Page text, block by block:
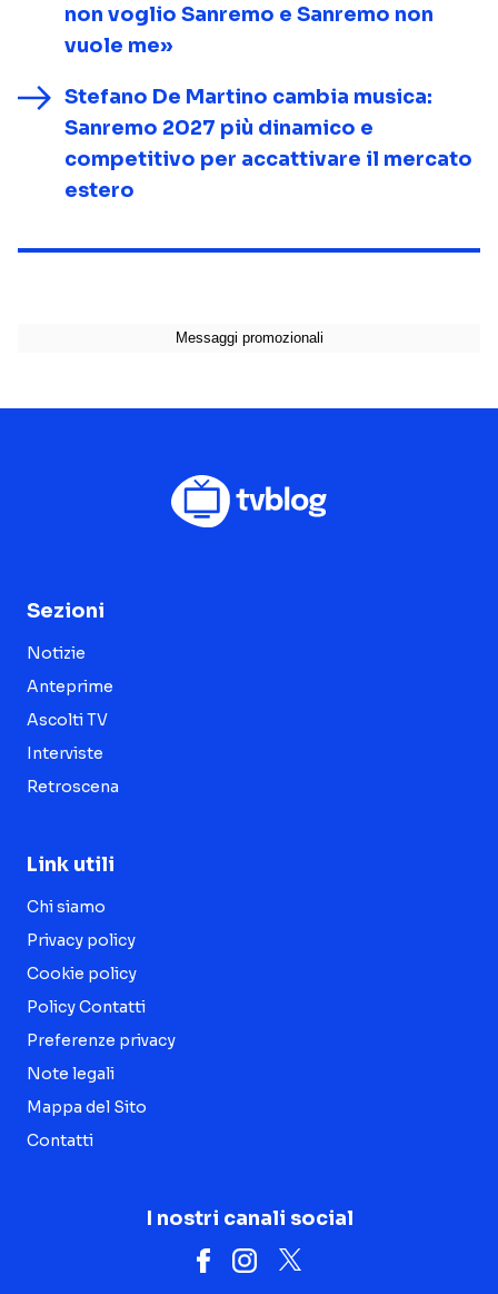
non voglio Sanremo e Sanremo non
vuole me»
Stefano De Martino cambia musica:
Sanremo 2027 più dinamico e
competitivo per accattivare il mercato
estero
Sezioni
Notizie
Anteprime
Ascolti TV
Interviste
Retroscena
Link utili
Chi siamo
Privacy policy
Cookie policy
Policy Contatti
Preferenze privacy
Note legali
Mappa del Sito
Contatti
I nostri canali social